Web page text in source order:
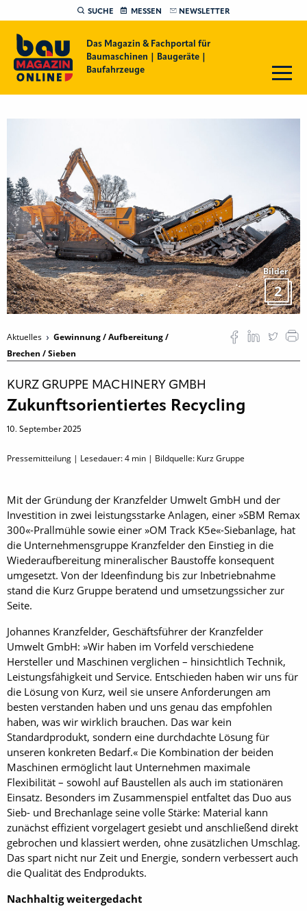
SUCHE MESSEN NEWSLETTER
Das Magazin & Fachportal für
Baumaschinen | Baugeräte |
Baufahrzeuge
Bilder
2
Aktuelles
Gewinnung / Aufbereitung /
Brechen / Sieben
KURZ GRUPPE MACHINERY GMBH
Zukunftsorientiertes Recycling
10. September 2025
Pressemitteilung | Lesedauer:4 min | Bildquelle: Kurz Gruppe
Mit der Gründung der Kranzfelder Umwelt GmbH und der
Investition in zwei leistungsstarke Anlagen, einer »SBM Remax
300«-Prallmühle sowie einer »OM Track K5e«-Siebanlage, hat
die Unternehmensgruppe Kranzfelder den Einstieg in die
Wiederaufbereitung mineralischer Baustoffe konsequent
umgesetzt. Von der Ideenfindung bis zur Inbetriebnahme
stand die Kurz Gruppe beratend und umsetzungssicher zur
Seite.
Johannes Kranzfelder, Geschäftsführer der Kranzfelder
Umwelt GmbH: »Wir haben im Vorfeld verschiedene
Hersteller und Maschinen verglichen – hinsichtlich Technik,
Leistungsfähigkeit und Service. Entschieden haben wir uns für
die Lösung von Kurz, weil sie unsere Anforderungen am
besten verstanden haben und uns genau das empfohlen
haben, was wir wirklich brauchen. Das war kein
Standardprodukt, sondern eine durchdachte Lösung für
unseren konkreten Bedarf.« Die Kombination der beiden
Maschinen ermöglicht laut Unternehmen maximale
Flexibilität – sowohl auf Baustellen als auch im stationären
Einsatz. Besonders im Zusammenspiel entfaltet das Duo aus
Sieb- und Brechanlage seine volle Stärke: Material kann
zunächst effizient vorgelagert gesiebt und anschließend direkt
gebrochen und klassiert werden, ohne zusätzlichen Umschlag.
Das spart nicht nur Zeit und Energie, sondern verbessert auch
die Qualität des Endprodukts.
Nachhaltig weitergedacht